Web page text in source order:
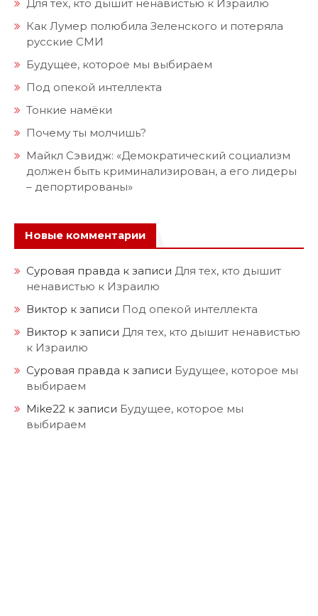
Для тех, кто дышит ненавистью к Израилю
Как Лумер полюбила Зеленского и потеряла
русские СМИ
Будущее, которое мы выбираем
Под опекой интеллекта
Тонкие намёки
Почему ты молчишь?
Майкл Сэвидж: «Демократический социализм
должен быть криминализирован, а его лидеры
– депортированы»
Новые комментарии
Суровая правда к записи Для тех, кто дышит
ненавистью к Израилю
Виктор к записи Под опекой интеллекта
Виктор к записи Для тех, кто дышит ненавистью
к Израилю
Суровая правда к записи Будущее, которое мы
выбираем
Mike22 к записи Будущее, которое мы
выбираем